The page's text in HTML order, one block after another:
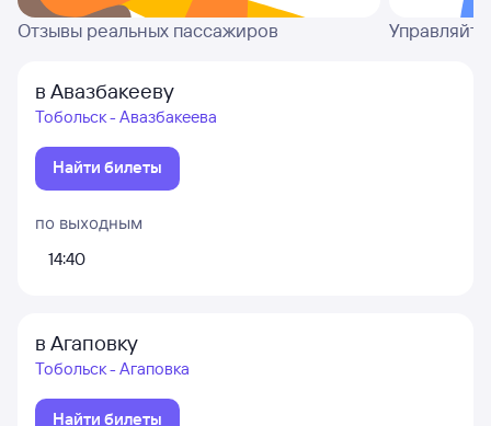
Отзывы реальных пассажиров
в Авазбакееву
Тобольск - Авазбакеева
Найти билеты
по выходным
14:40
в Агаповку
Тобольск - Агаповка
Найти билеты